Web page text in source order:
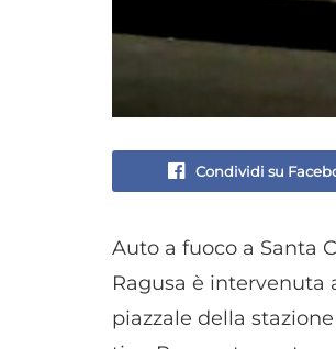
Condividi su
Auto a fuoco a Santa
Ragusa è intervenuta
piazzale della